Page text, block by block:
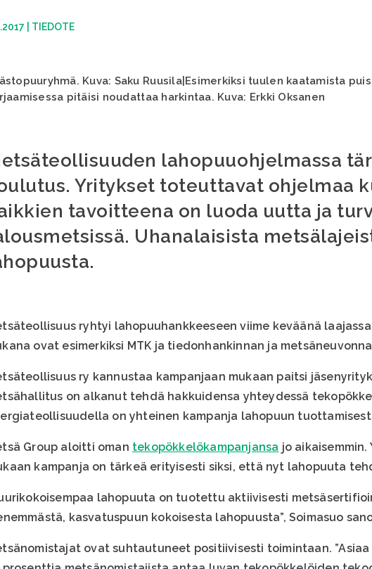
TIEDOTE
Kuva: Saku Ruusila|Esimerkiksi tuulen kaatamista
pitäisi noudattaa harkintaa. Kuva: Erkki Oksanen
lahopuuohjelmassa
Yritykset toteuttavat ohjelmaa
tavoitteena on luoda uutta ja
Uhanalaisista
ryhtyi lahopuuhankkeeseen viime keväänä
ovat esimerkiksi MTK ja tiedonhankinnan ja
ry kannustaa kampanjaan mukaan paitsi
on alkanut tehdä hakkuidensa yhteydessä
on yhteinen kampanja lahopuun
Group aloitti oman tekopökkelökampanjansa jo
kampanja on tärkeä erityisesti siksi, että nyt lahopuuta
lahopuuta on tuotettu aktiivisesti
kasvatuspuun kokoisesta lahopuusta”, Soimasuo
ovat suhtautuneet positiivisesti toimintaan.